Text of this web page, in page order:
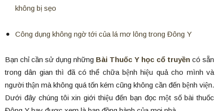
không bị sẹo
Công dụng không ngờ tới của lá mơ lông trong Đông Y
Bạn chỉ cần sử dụng những Bài Thuốc Y học cổ truyền có sẵn
trong dân gian thì đã có thể chữa bệnh hiệu quả cho mình và
người thận mà không quá tốn kém cũng không cần đến bệnh viện.
Dưới đây chúng tôi xin giới thiệu đến bạn đọc một số bài thuốc